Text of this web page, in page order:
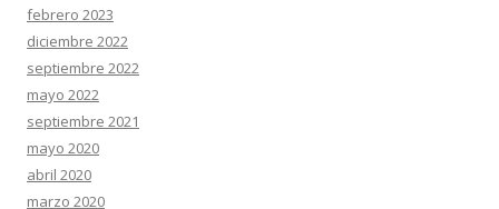
febrero 2023
diciembre 2022
septiembre 2022
mayo 2022
septiembre 2021
mayo 2020
abril 2020
marzo 2020